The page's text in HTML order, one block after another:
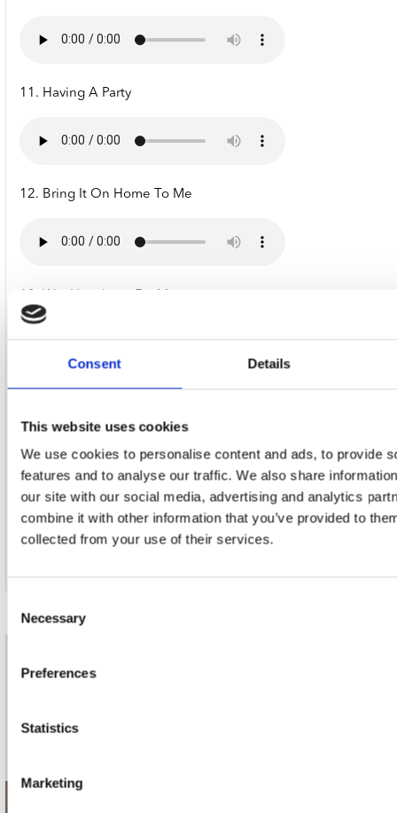
Consent Details
This website uses cookies
We use cookies to personalise content and ads, to provide
features and to analyse our traffic. We also share
our site with our social media, advertising and analytics
combine it with other information that you’ve provided to
collected from your use of their services.
Selection
Necessary
Preferences
Statistics
Marketing
11. Having A Party
12. Bring It On Home To Me
15. Nothing Can Change This Love